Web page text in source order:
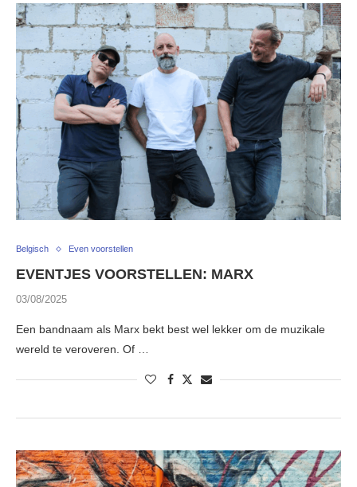
Belgisch Even voorstellen
EVENTJES VOORSTELLEN: MARX
03/08/2025
Een bandnaam als Marx bekt best wel lekker om de muzikale
wereld te veroveren. Of …